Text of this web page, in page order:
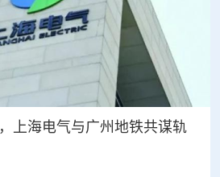
上海电气与广州地铁共谋轨